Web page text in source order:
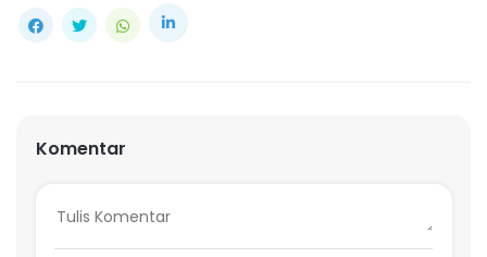
Komentar